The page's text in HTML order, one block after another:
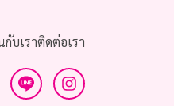
กับเราติดต่อเรา